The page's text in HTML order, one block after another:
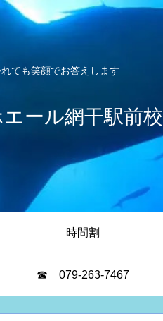
ても笑顔でお答えします
ール網干駅前校
時間割
☎ 079-263-7467